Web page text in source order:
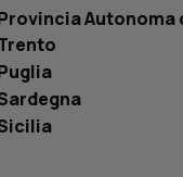
Autonoma
un numero
sito, ma un
di accesso per
Analytics